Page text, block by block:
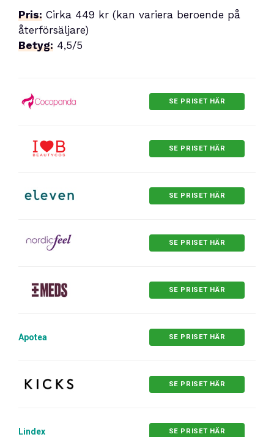
Pris: Cirka 449 kr (kan variera beroende på
återförsäljare)
Betyg: 4,5/5
SE PRISET HÄR
SE PRISET HÄR
SE PRISET HÄR
SE PRISET HÄR
SE PRISET HÄR
Apotea SE PRISET HÄR
SE PRISET HÄR
Lindex SE PRISET HÄR